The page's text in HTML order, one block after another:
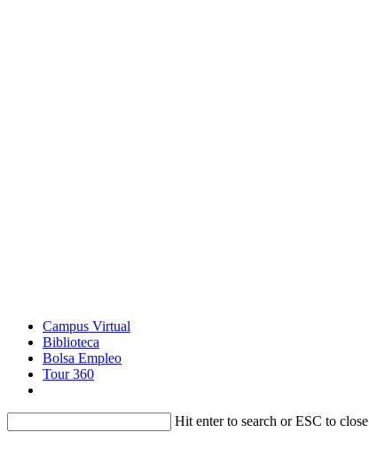
Campus Virtual
Biblioteca
Bolsa Empleo
Tour 360
Hit enter to search or ESC to close